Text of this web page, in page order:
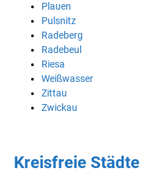
Plauen
Pulsnitz
Radeberg
Radebeul
Riesa
Weißwasser
Zittau
Zwickau
Kreisfreie